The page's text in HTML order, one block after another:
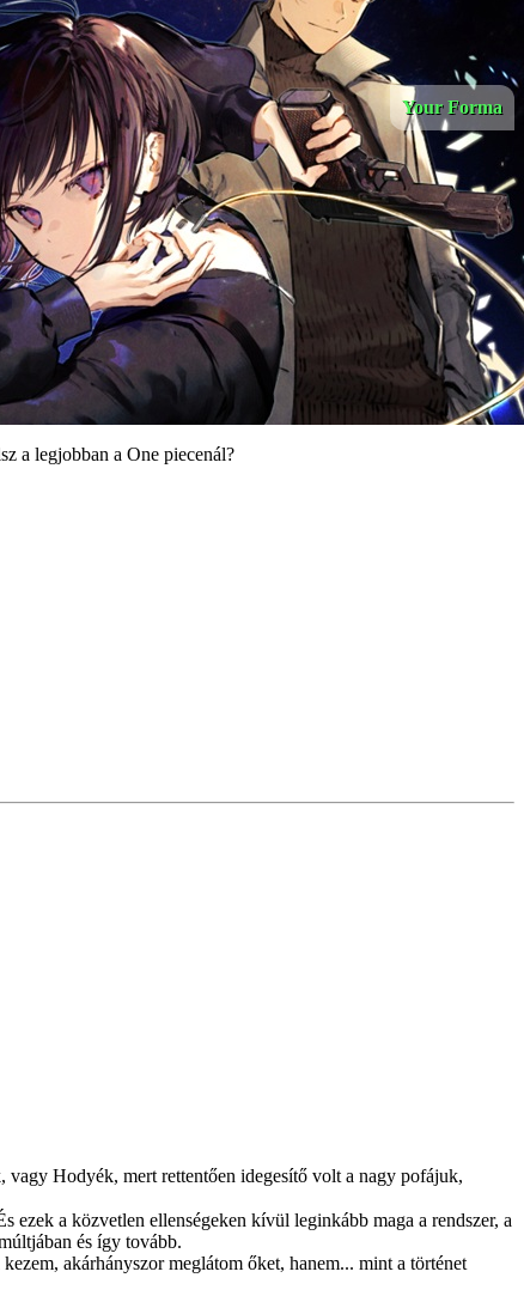
Your Forma
a legjobban a One piecenál?
Hodyék, mert rettentően idegesítő volt a nagy pofájuk,
a közvetlen ellenségeken kívül leginkább maga a rendszer, a
és így tovább.
akárhányszor meglátom őket, hanem... mint a történet